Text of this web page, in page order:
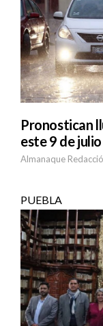
Pronostican
este 9 de julio
Almanaque
PUEBLA